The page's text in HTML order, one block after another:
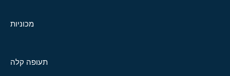
מכוניות
תעופה קלה